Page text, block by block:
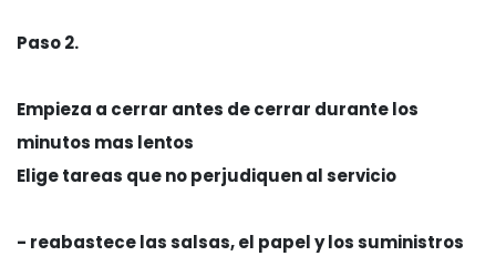
Paso 2.
Empieza a cerrar antes de cerrar durante los
minutos mas lentos
Elige tareas que no perjudiquen al servicio
- reabastece las salsas, el papel y los suministros